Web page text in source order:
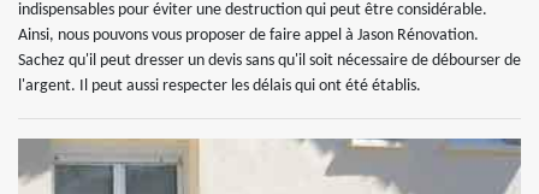
indispensables pour éviter une destruction qui peut être considérable.
Ainsi, nous pouvons vous proposer de faire appel à Jason Rénovation.
Sachez qu'il peut dresser un devis sans qu'il soit nécessaire de débourser de
l'argent. Il peut aussi respecter les délais qui ont été établis.